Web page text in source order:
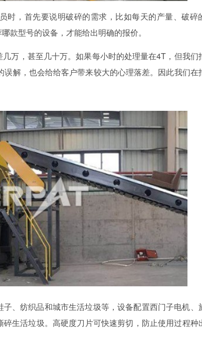
时，首先要说明破碎的需求，比如每天的产量、破碎
款型号的设备，才能给出明确的报价。
万，甚至几十万。如果每小时的处理量在4T，但我们
解，也会给给客户带来较大的心理落差。因此我们在
、纺织品和城市生活垃圾等，设备配置西门子电机、
生活垃圾。高硬度刀片可快速剪切，防止使用过程种